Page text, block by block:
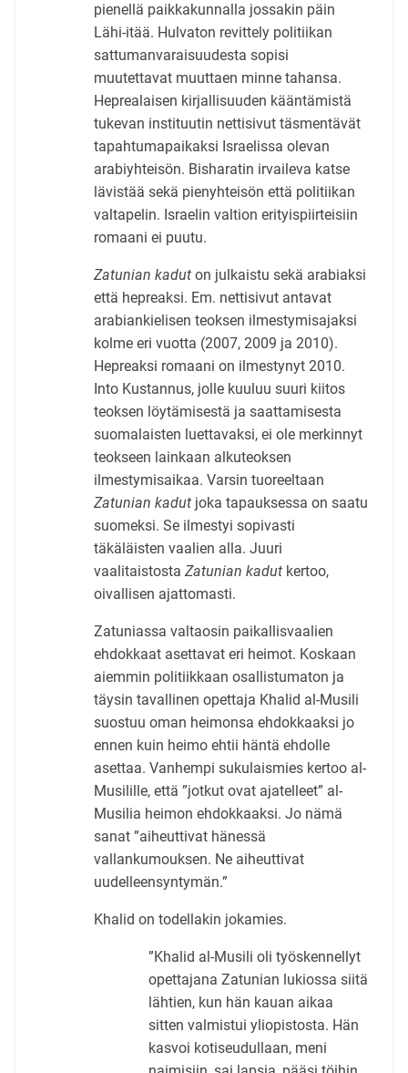
pienellä paikkakunnalla jossakin päin
Lähi-itää. Hulvaton revittely politiikan
sattumanvaraisuudesta sopisi
muutettavat muuttaen minne tahansa.
Heprealaisen kirjallisuuden kääntämistä
tukevan instituutin nettisivut täsmentävät
tapahtumapaikaksi Israelissa olevan
arabiyhteisön. Bisharatin irvaileva katse
lävistää sekä pienyhteisön että politiikan
valtapelin. Israelin valtion erityispiirteisiin
romaani ei puutu.
Zatunian kaduton julkaistu sekä arabiaksi
että hepreaksi. Em. nettisivut antavat
arabiankielisen teoksen ilmestymisajaksi
kolme eri vuotta (2007, 2009 ja 2010).
Hepreaksi romaani on ilmestynyt 2010.
Into Kustannus, jolle kuuluu suuri kiitos
teoksen löytämisestä ja saattamisesta
suomalaisten luettavaksi, ei ole merkinnyt
teokseen lainkaan alkuteoksen
ilmestymisaikaa. Varsin tuoreeltaan
Zatunian kadutjoka tapauksessa on saatu
suomeksi. Se ilmestyi sopivasti
täkäläisten vaalien alla. Juuri
vaalitaistosta Zatunian kadutkertoo,
oivallisen ajattomasti.
Zatuniassa valtaosin paikallisvaalien
ehdokkaat asettavat eri heimot. Koskaan
aiemmin politiikkaan osallistumaton ja
täysin tavallinen opettaja Khalid al-Musili
suostuu oman heimonsa ehdokkaaksi jo
ennen kuin heimo ehtii häntä ehdolle
asettaa. Vanhempi sukulaismies kertoo al-
Musilille, että ”jotkut ovat ajatelleet” al-
Musilia heimon ehdokkaaksi. Jo nämä
sanat ”aiheuttivat hänessä
vallankumouksen. Ne aiheuttivat
uudelleensyntymän.”
Khalid on todellakin jokamies.
”Khalid al-Musili oli työskennellyt
opettajana Zatunian lukiossa siitä
lähtien, kun hän kauan aikaa
sitten valmistui yliopistosta. Hän
kasvoi kotiseudullaan, meni